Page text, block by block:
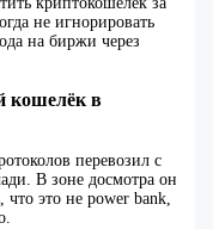
не игнорировать
на биржи через
кошелёк в
перевозил с
В зоне досмотра он
что это не power bank,